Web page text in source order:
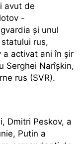
avut de
-
şi unul
rus,
activat ani în şir
Serghei Narîşkin,
rus (SVR).
Dmitri Peskov, a
Putin a